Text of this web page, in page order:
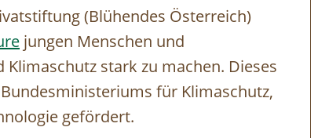
(Blühendes Österreich)
jungen Menschen und
stark zu machen. Dieses
für Klimaschutz,
gefördert.